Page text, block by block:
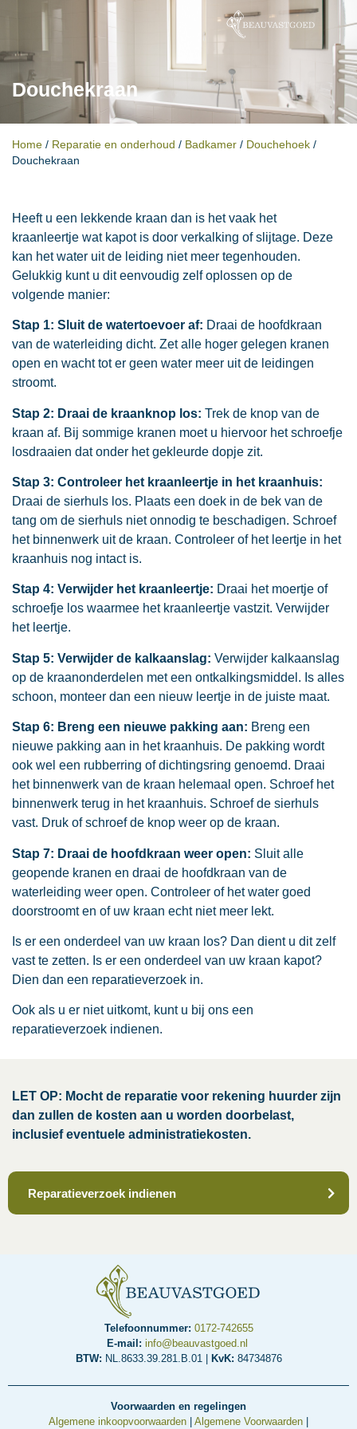
Douchekraan
Home / Reparatie en onderhoud / Badkamer / Douchehoek /
Douchekraan
Heeft u een lekkende kraan dan is het vaak het
kraanleertje wat kapot is door verkalking of slijtage. Deze
kan het water uit de leiding niet meer tegenhouden.
Gelukkig kunt u dit eenvoudig zelf oplossen op de
volgende manier:
Stap 1: Sluit de watertoevoer af: Draai de hoofdkraan
van de waterleiding dicht. Zet alle hoger gelegen kranen
open en wacht tot er geen water meer uit de leidingen
stroomt.
Stap 2: Draai de kraanknop los: Trek de knop van de
kraan af. Bij sommige kranen moet u hiervoor het schroefje
losdraaien dat onder het gekleurde dopje zit.
Stap 3: Controleer het kraanleertje in het kraanhuis:
Draai de sierhuls los. Plaats een doek in de bek van de
tang om de sierhuls niet onnodig te beschadigen. Schroef
het binnenwerk uit de kraan. Controleer of het leertje in het
kraanhuis nog intact is.
Stap 4: Verwijder het kraanleertje: Draai het moertje of
schroefje los waarmee het kraanleertje vastzit. Verwijder
het leertje.
Stap 5: Verwijder de kalkaanslag: Verwijder kalkaanslag
op de kraanonderdelen met een ontkalkingsmiddel. Is alles
schoon, monteer dan een nieuw leertje in de juiste maat.
Stap 6: Breng een nieuwe pakking aan: Breng een
nieuwe pakking aan in het kraanhuis. De pakking wordt
ook wel een rubberring of dichtingsring genoemd. Draai
het binnenwerk van de kraan helemaal open. Schroef het
binnenwerk terug in het kraanhuis. Schroef de sierhuls
vast. Druk of schroef de knop weer op de kraan.
Stap 7: Draai de hoofdkraan weer open: Sluit alle
geopende kranen en draai de hoofdkraan van de
waterleiding weer open. Controleer of het water goed
doorstroomt en of uw kraan echt niet meer lekt.
Is er een onderdeel van uw kraan los? Dan dient u dit zelf
vast te zetten. Is er een onderdeel van uw kraan kapot?
Dien dan een reparatieverzoek in.
Ook als u er niet uitkomt, kunt u bij ons een
reparatieverzoek indienen.
LET OP: Mocht de reparatie voor rekening huurder zijn
dan zullen de kosten aan u worden doorbelast,
inclusief eventuele administratiekosten.
Reparatieverzoek indienen
Telefoonnummer: 0172-742655
E-mail: info@beauvastgoed.nl
BTW: NL.8633.39.281.B.01 | KvK: 84734876
Voorwaarden en regelingen
Algemene inkoopvoorwaarden
Algemene Voorwaarden